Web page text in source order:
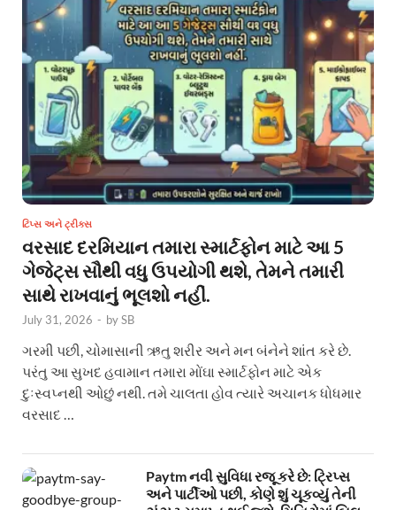
ટિપ્સ અને ટ્રીક્સ
વરસાદ દરમિયાન તમારા સ્માર્ટફોન માટે આ 5
ગેજેટ્સ સૌથી વધુ ઉપયોગી થશે, તેમને તમારી
સાથે રાખવાનું ભૂલશો નહીં.
July 31, 2026 - bySB
ગરમી પછી, ચોમાસાની ઋતુ શરીર અને મન બંનેને શાંત કરે છે.
પરંતુ આ સુખદ હવામાન તમારા મોંઘા સ્માર્ટફોન માટે એક
દુઃસ્વપ્નથી ઓછું નથી. તમે ચાલતા હોવ ત્યારે અચાનક ધોધમાર
વરસાદ …
Paytm નવી સુવિધા રજૂ કરે છે: ટ્રિપ્સ
અને પાર્ટીઓ પછી, કોણે શું ચૂકવ્યું તેની